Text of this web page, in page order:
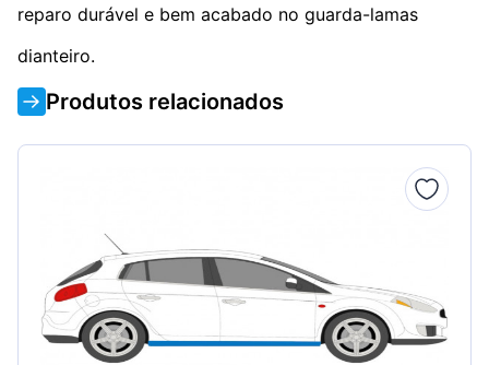
reparo durável e bem acabado no guarda-lamas
dianteiro.
Produtos relacionados